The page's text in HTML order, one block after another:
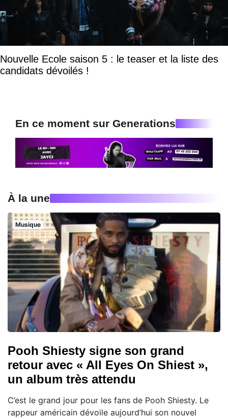
Nouvelle Ecole saison 5 : le teaser et la liste des
candidats dévoilés !
En ce moment sur Generations
À la une
Musique
Pooh Shiesty signe son grand
retour avec « All Eyes On Shiest »,
un album très attendu
C’est le grand jour pour les fans de Pooh Shiesty. Le
rappeur américain dévoile aujourd’hui son nouvel